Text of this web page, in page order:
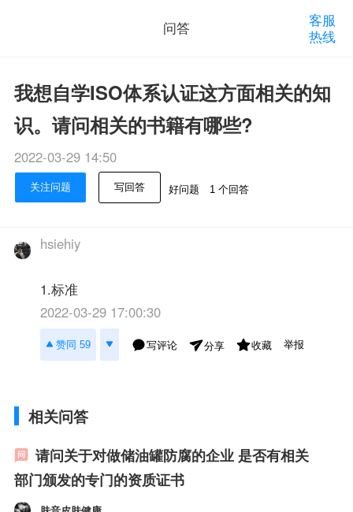
问答
客服
热线
我想自学ISO体系认证这方面相关的知
识。请问相关的书籍有哪些?
2022-03-29 14:50
关注问题 写回答 好问题 1 个回答
hsiehiy
1.标准
2022-03-29 17:00:30
赞同 59 写评论 分享 收藏 举报
相关问答
请问关于对做储油罐防腐的企业 是否有相关
部门颁发的专门的资质证书